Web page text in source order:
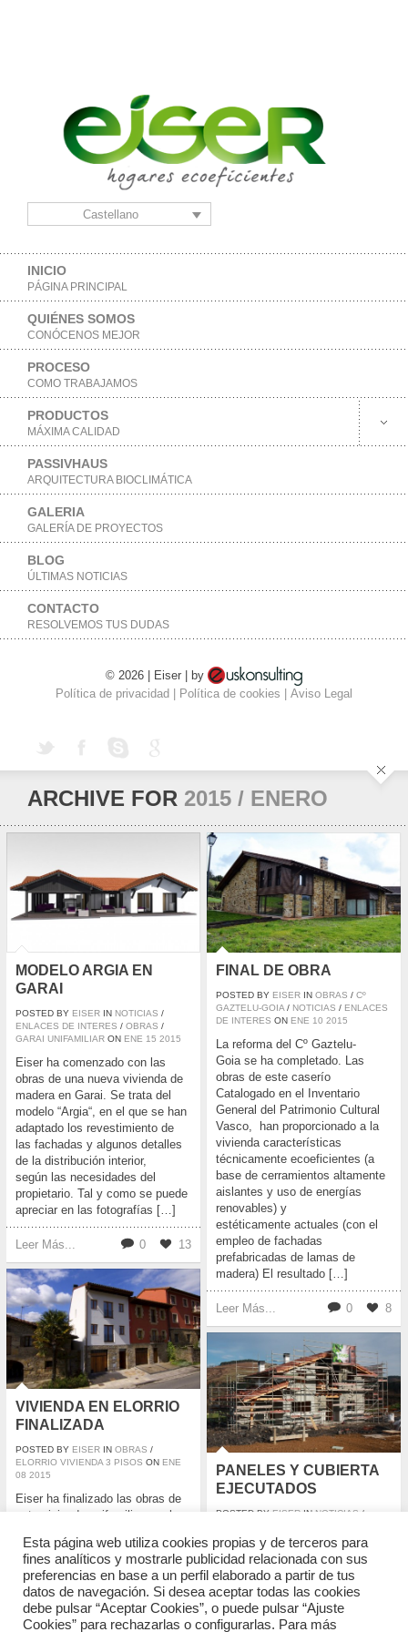
Castellano
INICIO
PÁGINA PRINCIPAL
QUIÉNES SOMOS
CONÓCENOS MEJOR
PROCESO
COMO TRABAJAMOS
PRODUCTOS
MÁXIMA CALIDAD
PASSIVHAUS
ARQUITECTURA BIOCLIMÁTICA
GALERIA
GALERÍA DE PROYECTOS
BLOG
ÚLTIMAS NOTICIAS
CONTACTO
RESOLVEMOS TUS DUDAS
© 2026 | Eiser | by
Política de privacidad
Política de cookies Aviso Legal
ARCHIVE FOR 2015 / ENERO
MODELO ARGIA EN
GARAI
POSTED BY EISER IN NOTICIAS /
ENLACES DE INTERES / OBRAS /
GARAI UNIFAMILIAR ON ENE 15 2015
Eiser ha comenzado con las
obras de una nueva vivienda de
madera en Garai. Se trata del
modelo “Argia“, en el que se han
adaptado los revestimiento de
las fachadas y algunos detalles
de la distribución interior,
según las necesidades del
propietario. Tal y como se puede
apreciar en las fotografías […]
Leer Más... 0 13
FINAL DE OBRA
POSTED BY EISER IN OBRAS / Cº
GAZTELU-GOIA / NOTICIAS / ENLACES
DE INTERES ON ENE 10 2015
La reforma del Cº Gaztelu-
Goia se ha completado. Las
obras de este caserío
Catalogado en el Inventario
General del Patrimonio Cultural
Vasco, han proporcionado a la
vivienda características
técnicamente ecoeficientes (a
base de cerramientos altamente
aislantes y uso de energías
renovables) y
estéticamente actuales (con el
empleo de fachadas
prefabricadas de lamas de
madera) El resultado […]
Leer Más... 0 8
VIVIENDA EN ELORRIO
FINALIZADA
POSTED BY EISER IN OBRAS /
ELORRIO VIVIENDA 3 PISOS ON ENE
08 2015
Eiser ha finalizado las obras de
esta vivienda unifamiliar en el
de 3 pisos y entre medianeros
(adosadas a otros edificios) en el
centro histórico del mismo. Esta
casa de madera se ha ejecutado
mediante una estructura de
PANELES Y CUBIERTA
EJECUTADOS
POSTED BY EISER IN NOTICIAS /
MONTORRA UNIFAMILIARONENE
2015
Estado actual de las obras:
estructura ejecutada y lista para
comenzar con las instalaciones,
pladur…
Esta página web utiliza cookies propias y de terceros para
fines analíticos y mostrarle publicidad relacionada con sus
preferencias en base a un perfil elaborado a partir de tus
datos de navegación. Si desea aceptar todas las cookies
debe pulsar “Aceptar Cookies”, o puede pulsar “Ajuste
Cookies” para rechazarlas o configurarlas. Para más